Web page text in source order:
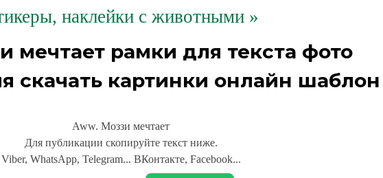
наклейки с животными »
мечтает рамки для текста фото
скачать картинки онлайн шаблон
Aww. Моззи мечтает
Для публикации скопируйте текст ниже.
Viber, WhatsApp, Telegram... ВКонтакте, Facebook...